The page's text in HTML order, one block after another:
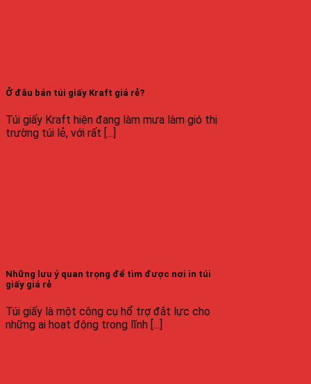
Ở đâu bán túi giấy Kraft giá rẻ?
Túi giấy Kraft hiện đang làm mưa làm gió thị
trường túi lẻ, với rất [...]
Những lưu ý quan trọng để tìm được nơi in túi
giấy giá rẻ
Túi giấy là một công cụ hổ trợ đắt lực cho
những ai hoạt động trong lĩnh [...]